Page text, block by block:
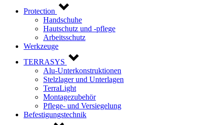
Protection
Handschuhe
Hautschutz und -pflege
Arbeitsschutz
Werkzeuge
TERRASYS
Alu-Unterkonstruktionen
Stelzlager und Unterlagen
TerraLight
Montagezubehör
Pflege- und Versiegelung
Befestigungstechnik